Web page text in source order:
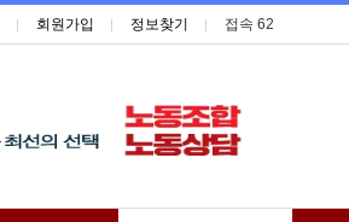
회원가입 정보찾기 접속 62